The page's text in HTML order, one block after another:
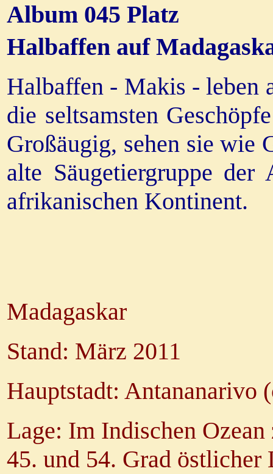
Album 045 Platz
Halbaffen auf
Halbaffen - Makis - leben
die seltsamsten
Großäugig, sehen sie wie
alte Säugetiergruppe
afrikanischen Kontinent.
Madagaskar
Stand: März 2011
Hauptstadt:
Lage: Im Indischen
45. und 54. Grad